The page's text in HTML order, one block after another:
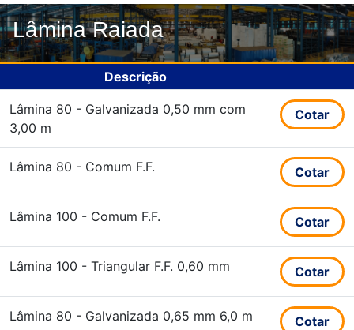
Lâmina Raiada
Descrição
Lâmina 80 - Galvanizada 0,50 mm com
3,00 m
Cotar
Lâmina 80 - Comum F.F. Cotar
Lâmina 100 - Comum F.F. Cotar
Lâmina 100 - Triangular F.F. 0,60 mm Cotar
Lâmina 80 - Galvanizada 0,65 mm 6,0 m Cotar